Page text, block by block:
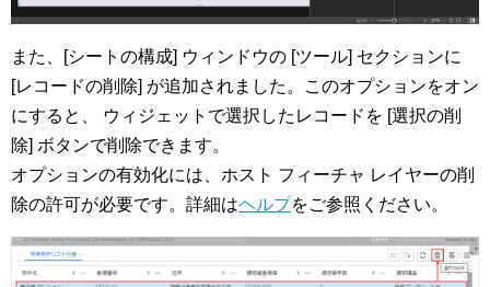
また、[シートの構成] ウィンドウの [ツール] セクションに
[レコードの削除] が追加されました。このオプションをオン
にすると、 ウィジェットで選択したレコードを [選択の削
除] ボタンで削除できます。
オプションの有効化には、ホスト フィーチャ レイヤーの削
除の許可が必要です。詳細はヘルプをご参照ください。